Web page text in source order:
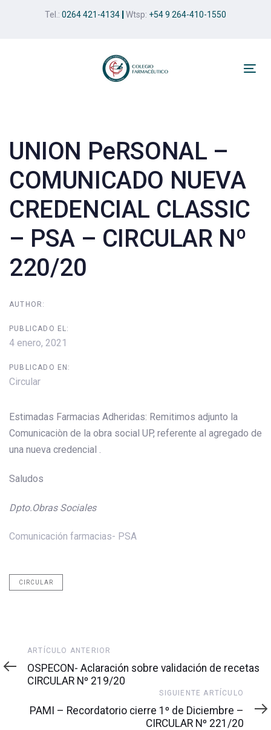
Tel.: 0264 421-4134 Wtsp: +54 9 264-410-1550
UNION PeRSONAL –
COMUNICADO NUEVA
CREDENCIAL CLASSIC
– PSA – CIRCULAR Nº
220/20
AUTHOR:
PUBLICADO EL:
4 enero, 2021
PUBLICADO EN:
Circular
Estimadas Farmacias Adheridas: Remitimos adjunto la
Comunicaciòn de la obra social UP, referente al agregado de
una nueva credencial .
Saludos
Dpto.Obras Sociales
Comunicación farmacias- PSA
CIRCULAR
navigation
Artículo
anterior
ARTÍCULO ANTERIOR
OSPECON- Aclaración sobre validación de recetas
CIRCULAR Nº 219/20
artículo
SIGUIENTE ARTÍCULO
PAMI – Recordatorio cierre 1º de Diciembre –
CIRCULAR Nº 221/20